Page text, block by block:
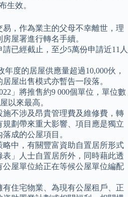
生效。
，作為業主的父母不幸離世，理
屋署進行轉名手續。
已經截止，至少5萬份申請近11人
年度的居屋供應量超過10,000伙，
屋出售模式亦暫告一段落。
」將推售約9 000個單位，單位數
以來最高。
不涉及昂貴管理費及維修費，轉
劃帶來重大影響、項目應是獨立
成的公屋項目。
中，有關豐富資助自置居所形式
」人士自置居所外，同時藉此透
屋單位給正在等候公屋單位編配
住宅物業、為現有公屋租戶、正